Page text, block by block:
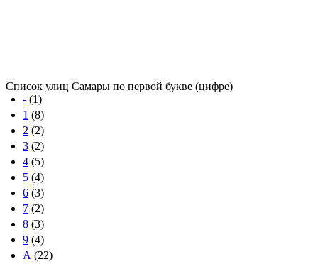
Список улиц Самары по первой букве (цифре)
- (1)
1 (8)
2 (2)
3 (2)
4 (5)
5 (4)
6 (3)
7 (2)
8 (3)
9 (4)
А (22)